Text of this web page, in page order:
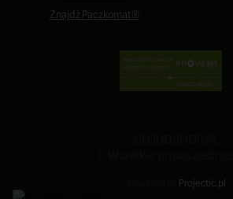
Znajdź Paczkomat®
Projectic.pl